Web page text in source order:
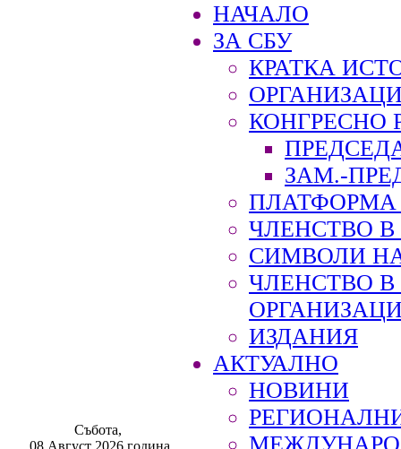
Събота,
08 Август 2026 година
НАЧАЛО
ЗА СБУ
КРАТКА
КОНГРЕСНО
ЗАМ.-
ПЛАТФОРМА
ЧЛЕНСТВО В
СИМВОЛИ
ЧЛЕНСТВО
ИЗДАНИЯ
АКТУАЛНО
НОВИНИ